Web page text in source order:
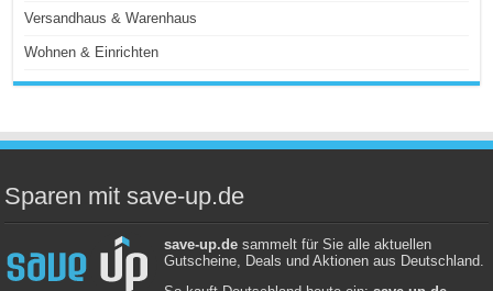
Versandhaus & Warenhaus
Wohnen & Einrichten
Sparen mit save-up.de
save-up.desammelt für Sie alle aktuellen
Gutscheine, Deals und Aktionen aus Deutschland.